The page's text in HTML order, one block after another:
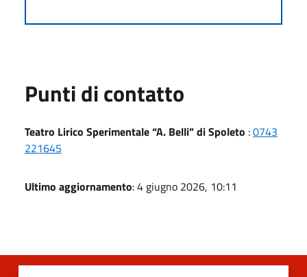
Punti di contatto
Teatro Lirico Sperimentale “A. Belli” di Spoleto :0743
221645
Ultimo aggiornamento: 4 giugno 2026, 10:11